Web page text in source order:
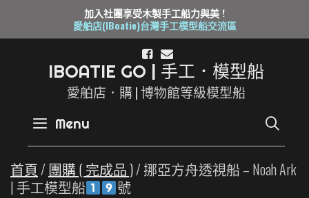
加入社團享受木製手工船力與美 !
愛舶店(IBoatie)台灣手工模型船交流區
IBOATIE GO | 手工 ． 模型船
愛舶店．購 | 博物館等級模型船
Menu
首頁/ 團購 ( 完成品 )/ 挪亞方舟透視船 – Noah Ark
| 手工模型船
號